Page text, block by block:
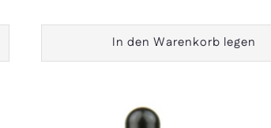
In den Warenkorb legen